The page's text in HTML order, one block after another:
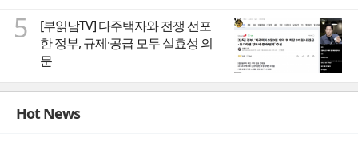
5
[부읽남TV] 다주택자와 전쟁 선포
한 정부, 규제·공급 모두 실효성 의
문
Hot News